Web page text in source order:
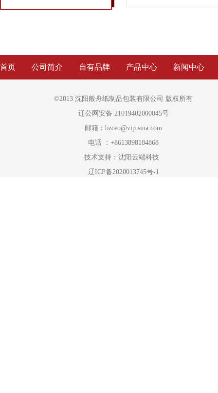
首页 公司简介 自有品牌 产品中心 新闻中心
©2013 沈阳般舟纸制品包装有限公司 版权所有
辽公网安备 21019402000045号
邮箱：bzceo@vip.sina.com
电话 ：+8613898184868
技术支持： 沈阳云端科技
辽ICP备2020013745号-1